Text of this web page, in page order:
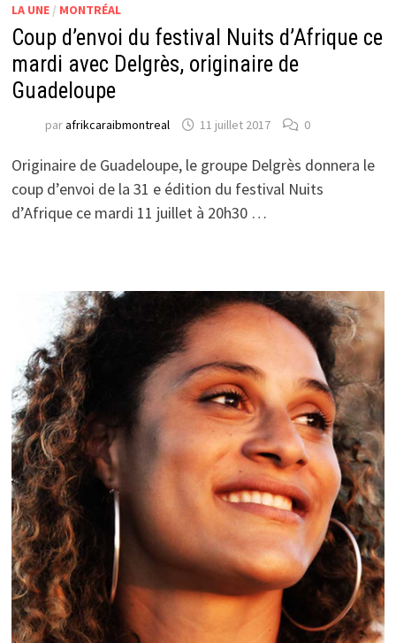
LA UNE/ MONTRÉAL
Coup d’envoi du festival Nuits d’Afrique ce
mardi avec Delgrès, originaire de
Guadeloupe
parafrikcaraibmontreal 11 juillet 2017 0
Originaire de Guadeloupe, le groupe Delgrès donnera le
coup d’envoi de la 31 e édition du festival Nuits
d’Afrique ce mardi 11 juillet à 20h30 …